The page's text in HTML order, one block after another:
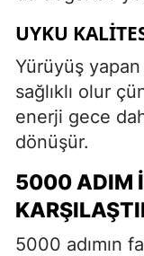
UYKU
Yürüyüş
sağlıklı olur
enerji gece
dönüşür.
5000 ADIM
5000 adımın